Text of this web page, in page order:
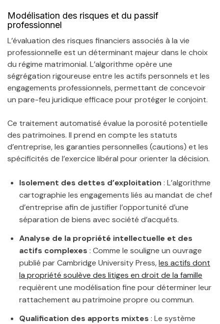
Modélisation des risques et du passif
professionnel
L’évaluation des risques financiers associés à la vie
professionnelle est un déterminant majeur dans le choix
du régime matrimonial. L’algorithme opère une
ségrégation rigoureuse entre les actifs personnels et les
engagements professionnels, permettant de concevoir
un pare-feu juridique efficace pour protéger le conjoint.
Ce traitement automatisé évalue la porosité potentielle
des patrimoines. Il prend en compte les statuts
d’entreprise, les garanties personnelles (cautions) et les
spécificités de l’exercice libéral pour orienter la décision.
Isolement des dettes d’exploitation : L’algorithme
cartographie les engagements liés au mandat de chef
d’entreprise afin de justifier l’opportunité d’une
séparation de biens avec société d’acquêts.
Analyse de la propriété intellectuelle et des
actifs complexes : Comme le souligne un ouvrage
publié par Cambridge University Press,les actifs dont
la propriété soulève des litiges en droit de la famille
requièrent une modélisation fine pour déterminer leur
rattachement au patrimoine propre ou commun.
Qualification des apports mixtes : Le système